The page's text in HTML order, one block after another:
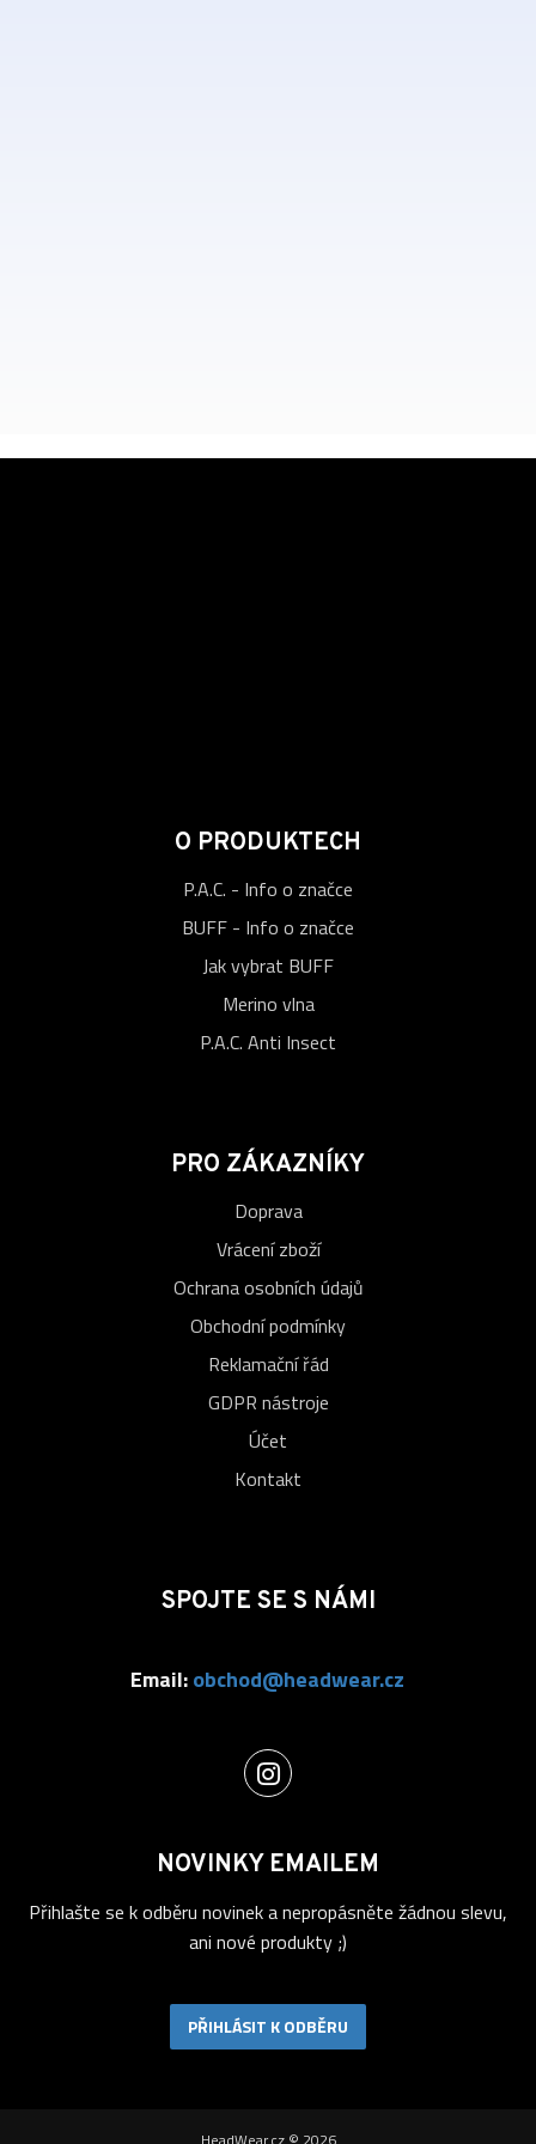
O PRODUKTECH
P.A.C. - Info o značce
BUFF - Info o značce
Jak vybrat BUFF
Merino vlna
P.A.C. Anti Insect
PRO ZÁKAZNÍKY
Doprava
Vrácení zboží
Ochrana osobních údajů
Obchodní podmínky
Reklamační řád
GDPR nástroje
Účet
Kontakt
SPOJTE SE S NÁMI
Email:obchod@headwear.cz
NOVINKY EMAILEM
Přihlašte se k odběru novinek a nepropásněte žádnou slevu,
ani nové produkty ;)
PŘIHLÁSIT K ODBĚRU